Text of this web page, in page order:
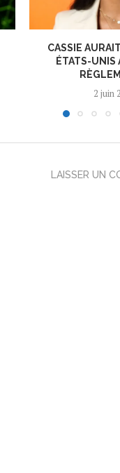
CASSIE
ÉTATS-UNIS
2 juin
LAISSER UN